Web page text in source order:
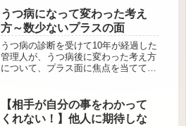
組めるものばかりなので、自分に合う
ようであれば取り入れてみて下さい。
うつ病になって変わった考え
方～数少ないプラスの面
うつ病の診断を受けて10年が経過した
管理人が、うつ病後に変わった考え方
について、プラス面に焦点を当てて記
で気づけることもあります。ご興味が
ございましたら読んでみてください。
【相手が自分の事をわかって
くれない！】他人に期待しな